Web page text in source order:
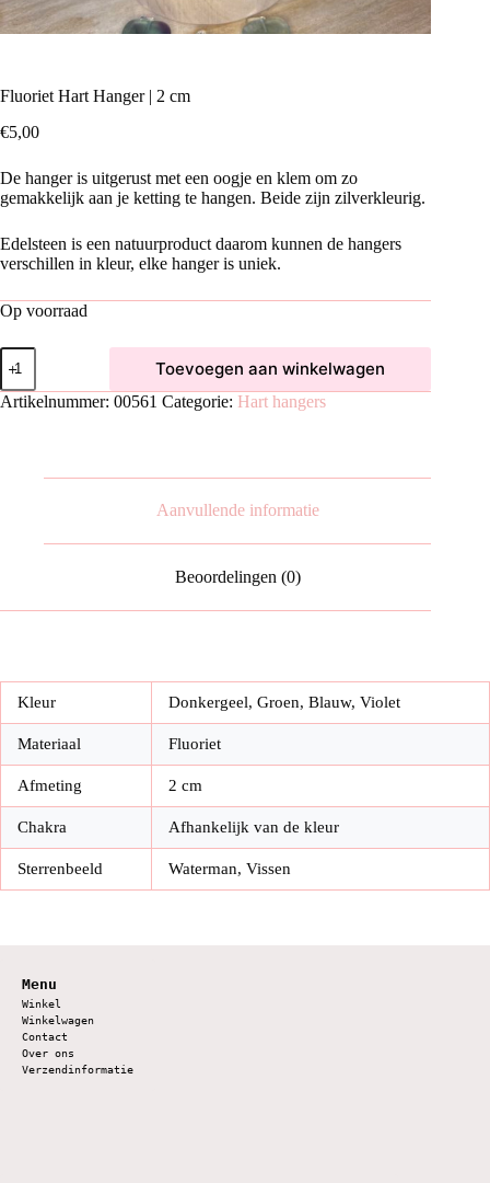
Fluoriet Hart Hanger | 2 cm
€5,00
De hanger is uitgerust met een oogje en klem om zo
gemakkelijk aan je ketting te hangen. Beide zijn zilverkleurig.
Edelsteen is een natuurproduct daarom kunnen de hangers
verschillen in kleur, elke hanger is uniek.
Op voorraad
Fluoriet
Hart
Hanger
|
Toevoegen aan winkelwagen
Artikelnummer: 00561 Categorie: Hart hangers
Aanvullende informatie
Beoordelingen (0)
Kleur Donkergeel, Groen, Blauw, Violet
Materiaal Fluoriet
Afmeting 2 cm
Chakra Afhankelijk van de kleur
Sterrenbeeld Waterman, Vissen
Menu
Winkel
Winkelwagen
Contact
Over ons
Verzendinformatie